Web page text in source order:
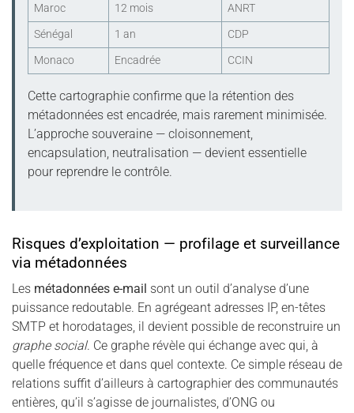
Maroc 12 mois
ANRT
Sénégal
1 an
CDP
Monaco
Encadrée CCIN
Cette cartographie confirme que la rétention des
métadonnées est encadrée, mais rarement minimisée.
L’approche souveraine — cloisonnement,
encapsulation, neutralisation — devient essentielle
pour reprendre le contrôle.
Risques d’exploitation — profilage et surveillance
via métadonnées
Les métadonnées e-mail sont un outil d’analyse d’une
puissance redoutable. En agrégeant adresses IP, en-têtes
SMTP et horodatages, il devient possible de reconstruire un
graphe social. Ce graphe révèle qui échange avec qui, à
quelle fréquence et dans quel contexte. Ce simple réseau de
relations suffit d’ailleurs à cartographier des communautés
entières, qu’il s’agisse de journalistes, d’ONG ou